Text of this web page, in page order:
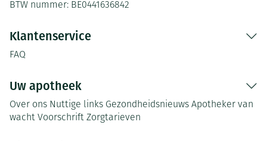
BTW nummer: BE0441636842
Klantenservice
FAQ
Uw apotheek
Over ons Nuttige links Gezondheidsnieuws Apotheker van
wacht Voorschrift Zorgtarieven